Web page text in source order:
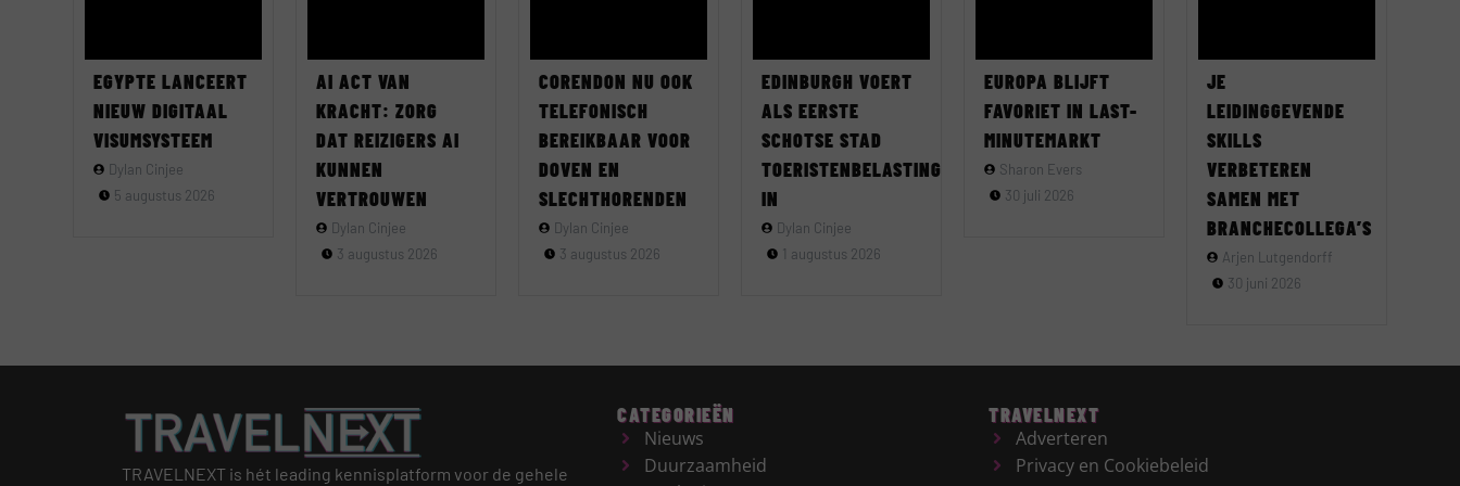
EGYPTE LANCEERT
NIEUW DIGITAAL
VISUMSYSTEEM
Dylan Cinjee
5 augustus 2026
AI ACT VAN
KRACHT: ZORG
DAT REIZIGERS AI
KUNNEN
VERTROUWEN
Dylan Cinjee
3 augustus 2026
CORENDON NU OOK
TELEFONISCH
BEREIKBAAR VOOR
DOVEN EN
SLECHTHORENDEN
Dylan Cinjee
3 augustus 2026
EDINBURGH VOERT
ALS EERSTE
SCHOTSE STAD
TOERISTENBELASTING
IN
Dylan Cinjee
1 augustus 2026
EUROPA BLIJFT
FAVORIET IN LAST-
MINUTEMARKT
Sharon Evers
30 juli 2026
JE
LEIDINGGEVENDE
SKILLS
VERBETEREN
SAMEN MET
BRANCHECOLLEGA’S
Arjen Lutgendorff
30 juni 2026
TRAVELNEXT is hét leading kennisplatform voor de gehele
CATEGORIEËN
Nieuws
Duurzaamheid
TRAVELNEXT
Adverteren
Privacy en Cookiebeleid